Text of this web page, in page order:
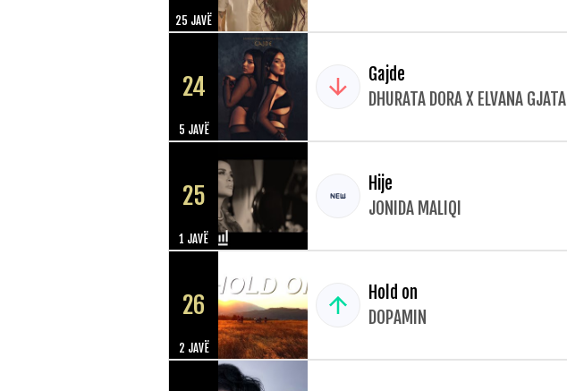
25 JAVË
24
5 JAVË
Gajde
DHURATA DORA X ELVANA GJATA
25
1 JAVË
Hije
JONIDA MALIQI
26
2 JAVË
Hold on
DOPAMIN